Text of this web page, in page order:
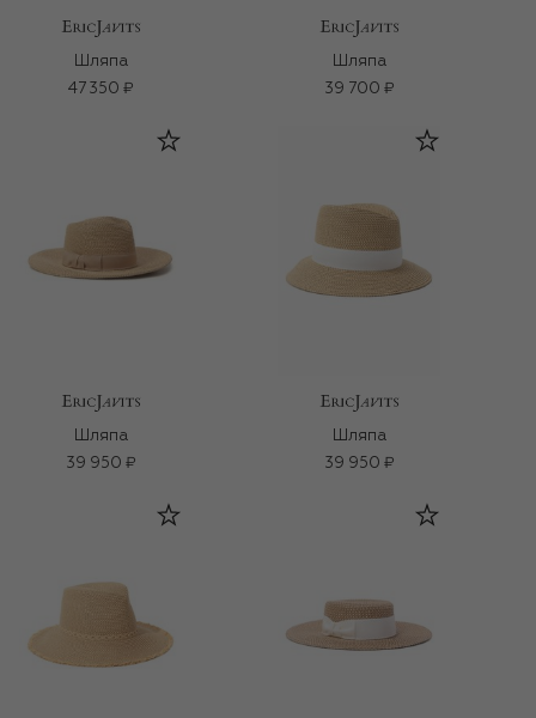
Шляпа
47 350 ₽
Шляпа
39 700 ₽
Шляпа
39 950 ₽
Шляпа
39 950 ₽